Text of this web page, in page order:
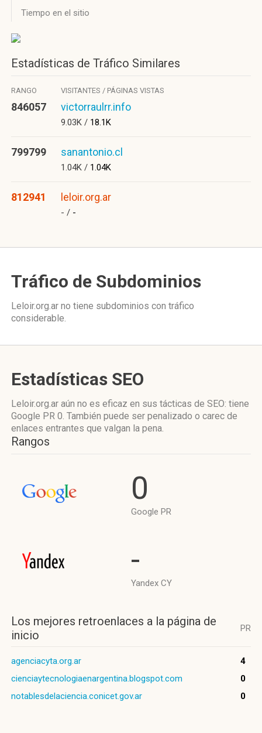
Tiempo en el sitio
Estadísticas de Tráfico Similares
RANGO VISITANTES / PÁGINAS VISTAS
846057 victorraulrr.info
9.03K / 18.1K
799799 sanantonio.cl
1.04K / 1.04K
812941 leloir.org.ar
- / -
Tráfico de Subdominios
Leloir.org.ar no tiene subdominios con tráfico
considerable.
Estadísticas SEO
Leloir.org.ar aún no es eficaz en sus tácticas de SEO: tiene
Google PR 0. También puede ser penalizado o carec de
enlaces entrantes que valgan la pena.
Rangos
0
Google PR
-
Yandex CY
Los mejores retroenlaces a la página de
inicio
PR
agenciacyta.org.ar
4
cienciaytecnologiaenargentina.blogspot.com
0
notablesdelaciencia.conicet.gov.ar
0